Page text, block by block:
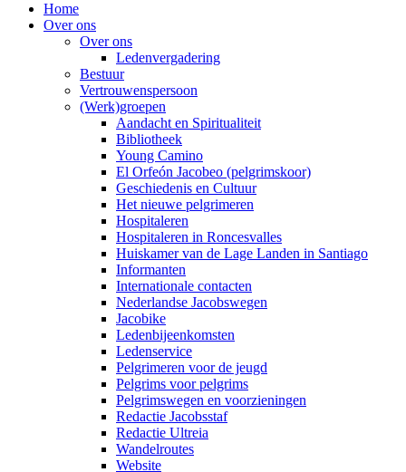
Home
Over ons
Over ons
Ledenvergadering
Bestuur
Vertrouwenspersoon
(Werk)groepen
Aandacht en Spiritualiteit
Bibliotheek
Young Camino
El Orfeón Jacobeo (pelgrimskoor)
Geschiedenis en Cultuur
Het nieuwe pelgrimeren
Hospitaleren
Hospitaleren in Roncesvalles
Huiskamer van de Lage Landen in Santiago
Informanten
Internationale contacten
Nederlandse Jacobswegen
Jacobike
Ledenbijeenkomsten
Ledenservice
Pelgrimeren voor de jeugd
Pelgrims voor pelgrims
Pelgrimswegen en voorzieningen
Redactie Jacobsstaf
Redactie Ultreia
Wandelroutes
Website